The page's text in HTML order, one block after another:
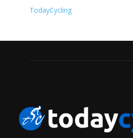
TodayCycling